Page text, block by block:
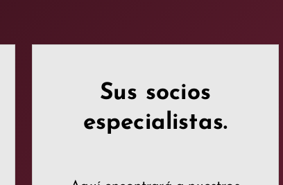
Sus socios
especialistas.